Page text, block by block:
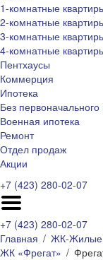
1-комнатные
2-комнатные
3-комнатные
4-комнатные
Пентхаусы
Коммерция
Ипотека
Без первоначального
Военная ипотека
Ремонт
Отдел продаж
Акции
+7 (423) 280-02-07
+7 (423) 280-02-07
Главная
ЖК-Жилые
ЖК «Фрегат»